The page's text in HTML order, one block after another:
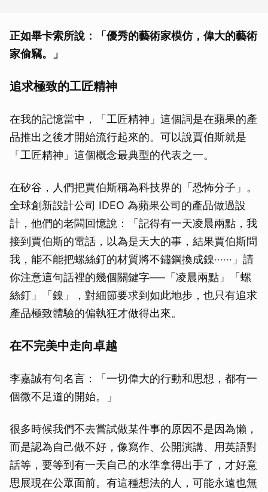
正如畢卡索所說：「優秀的藝術家模仿，偉大的藝術
家偷竊。」
追求極致的工匠精神
在我的記憶當中，「工匠精神」這個詞是在蘋果的產
品推出之後才開始流行起來的。可以說賈伯斯就是
「工匠精神」這個概念最典型的代表之一。
在矽谷，人們把賈伯斯稱為科技界的「恐怖分子」。
全球創新設計公司 IDEO 為蘋果公司的產品做過設
計，他們的老闆回憶說：「記得有一天凌晨兩點，我
接到賈伯斯的電話，以為是天大的事，結果賈伯斯問
我，能不能把螺絲釘的材質將不鏽鋼換成鎳‧‧‧‧‧‧」請
你注意這句話裡的幾個關鍵字──「凌晨兩點」「螺
絲釘」「鎳」，對細節要求到如此地步，也只有追求
產品極致體驗的偏執狂才做得出來。
在不完美中走向卓越
李嘉誠有句名言：「一切偉大的行動和思想，都有一
個微不足道的開始。」
很多時候我們不去嘗試做某件事的原因不是因為懶，
而是認為自己做不好，像寫作、公開演講、用英語對
話等，要等到有一天自己的水準拿得出手了，才好意
思展現在公眾面前。有這種想法的人，可能永遠也無
取消